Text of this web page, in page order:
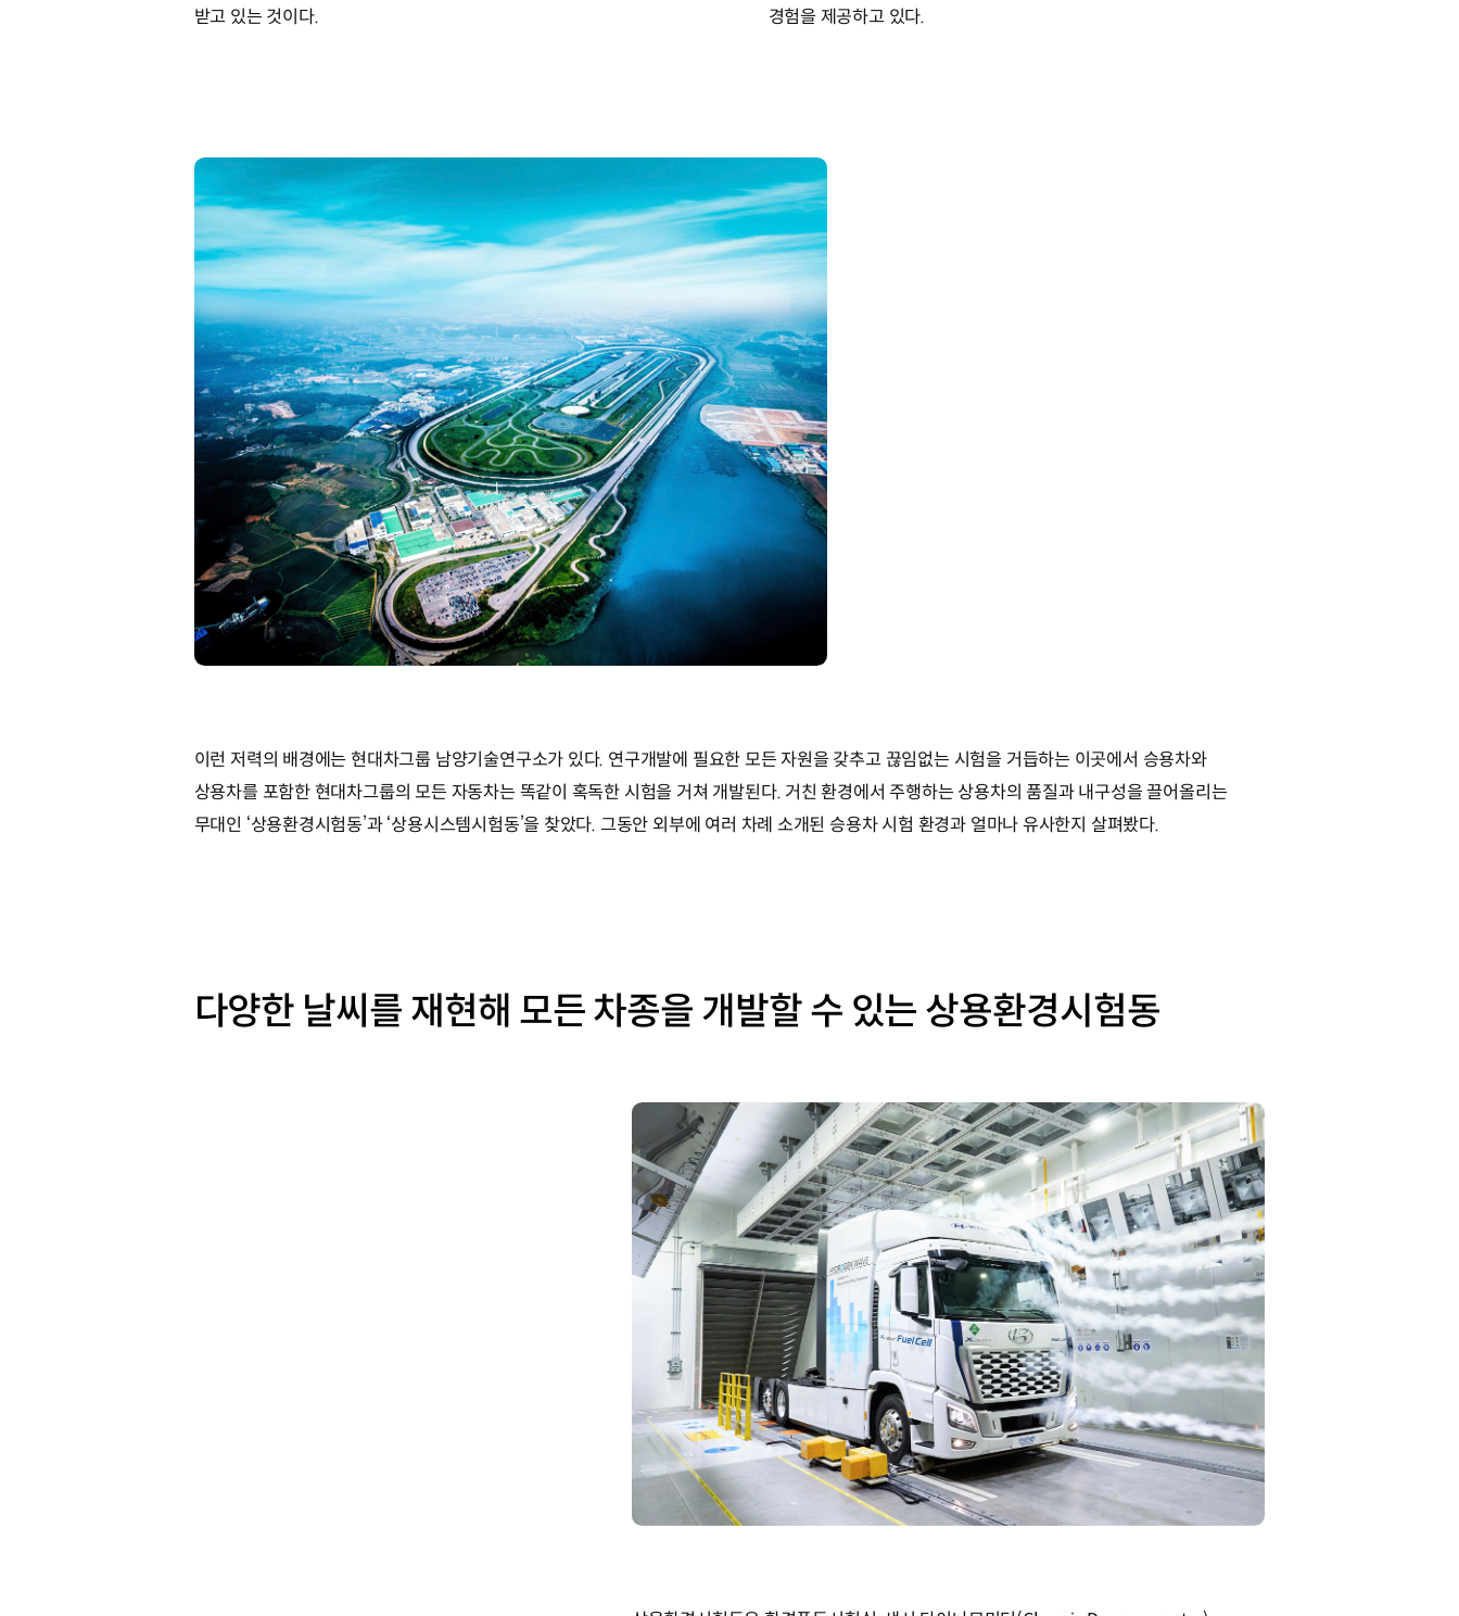
받고 있는 것이다.
경험을 제공하고 있다.
이런 저력의 배경에는 현대차그룹 남양기술연구소가 있다. 연구개발에 필요한 모든 자원을 갖추고 끊임없는 시험을 거듭하는 이곳에서 승용차와
상용차를 포함한 현대차그룹의 모든 자동차는 똑같이 혹독한 시험을 거쳐 개발된다. 거친 환경에서 주행하는 상용차의 품질과 내구성을 끌어올리는
무대인 ‘상용환경시험동’과 ‘상용시스템시험동’을 찾았다. 그동안 외부에 여러 차례 소개된 승용차 시험 환경과 얼마나 유사한지 살펴봤다.
다양한 날씨를 재현해 모든 차종을 개발할 수 있는 상용환경시험동